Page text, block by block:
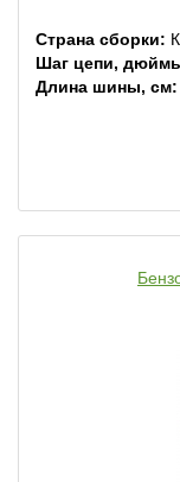
Страна сборки:
Шаг цепи,
Длина шины, см: